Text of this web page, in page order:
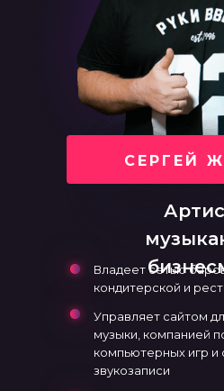
СЕРГЕЙ
Владеет сетью
кондитерской и
Управляет сайтом
музыки, компанией
компьютерных игр и
звукозаписи